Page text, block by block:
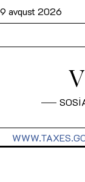
9 avqust 2026